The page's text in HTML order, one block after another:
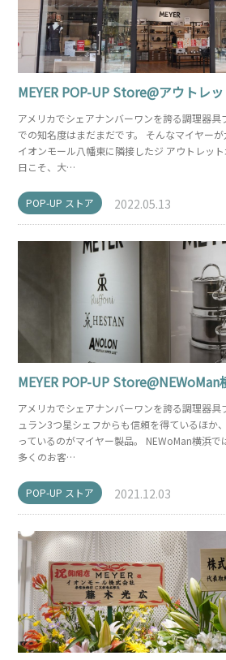
MEYER POP-UP Store@アウトレ
アメリカでシェアナンバーワンを誇る調理器具
での知名度はまだまだです。 そんなマイヤーが
イオンモール八幡東に隣接したジ アウトレッ
日こそ、大…
POP-UP ストア 2022.05.13
MEYER POP-UP Store@NEWoMan
アメリカでシェアナンバーワンを誇る調理器具
ュラン3つ星シェフからも信頼を得ているほか
っているのがマイヤー製品。 NEWoMan横浜
多くのお客…
POP-UP ストア 2021.12.03